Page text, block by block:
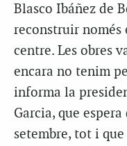
Blasco Ibáñez de
reconstruir
centre. Les obres
encara no tenim
informa la
Garcia, que
setembre, tot i